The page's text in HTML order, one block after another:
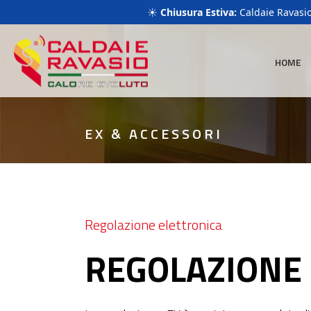
info@caldaie-ravasio.com Via Bedesco,
HOME
EX & ACCESSORI
Regolazione elettronica
☀️ Chiusura Estiva: Caldaie